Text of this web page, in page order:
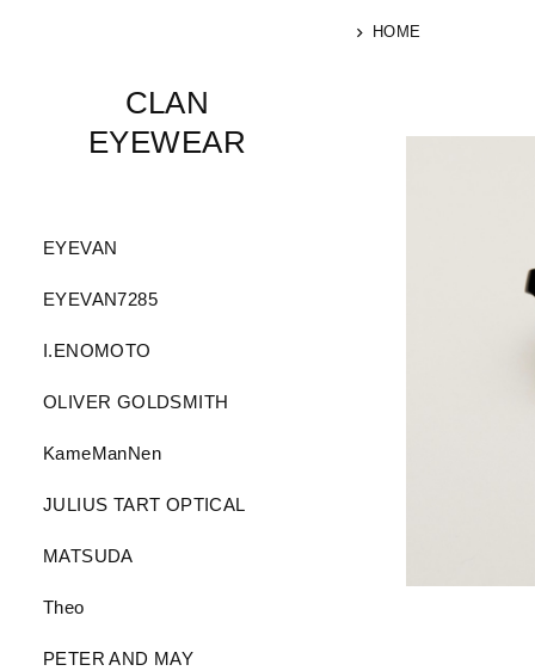
CLAN
EYEWEAR
EYEVAN
EYEVAN7285
I.ENOMOTO
OLIVER GOLDSMITH
KameManNen
JULIUS TART OPTICAL
MATSUDA
Theo
PETER AND MAY
HOME